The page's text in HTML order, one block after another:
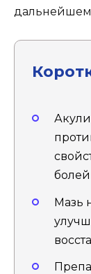
болей
Мазь